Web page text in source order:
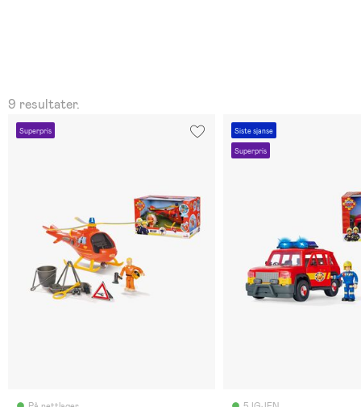
9 resultater.
Superpris Siste sjanse
Superpris